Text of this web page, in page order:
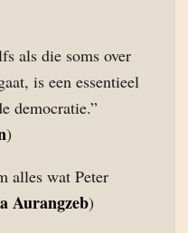
als die soms over
is een essentieel
democratie.”
)
alles wat Peter
Aurangzeb)